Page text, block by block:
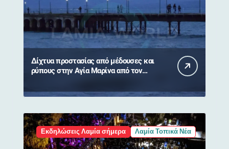
Δίχτυα προστασίας από μέδουσες και
ρύπους στην Αγία Μαρίνα από τον
Εκδηλώσεις Λαμία σήμερα Λαμία Τοπικά Νέα